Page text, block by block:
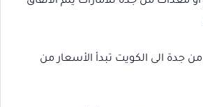
الى الكويت تبدأ الأسعار من